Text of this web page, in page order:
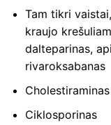
Tam tikri
kraujo
dalteparinas,
rivaroksabanas
Cholestiraminas
Ciklosporinas